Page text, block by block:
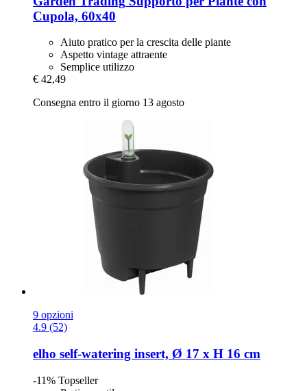
Cupola, 60x40
Aiuto pratico per la crescita delle piante
Aspetto vintage attraente
Semplice utilizzo
€ 42,49
Consegna entro il giorno 13 agosto
9 opzioni
4.9 (52)
elho self-​watering insert, Ø 17 x H 16 cm
-11% Topseller